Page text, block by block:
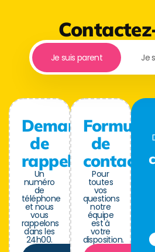
Je suis parent Je
Demande
de
rappel
Un
numéro
de
téléphone
et nous
vous
rappelons
dans les
24h00.
de
contact
Pour
toutes
vos
questions
notre
équipe
est à
votre
disposition.